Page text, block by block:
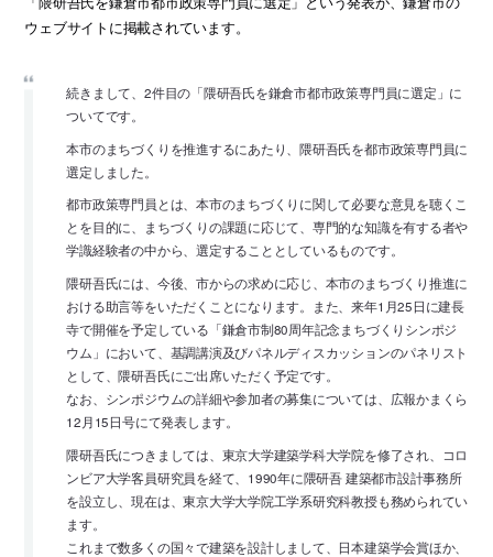
ウェブサイトに掲載されています。
続きまして、2件目の「隈研吾氏を鎌倉市都市政策専門員に選定」に
ついてです。
本市のまちづくりを推進するにあたり、隈研吾氏を都市政策専門員に
選定しました。
都市政策専門員とは、本市のまちづくりに関して必要な意見を聴くこ
とを目的に、まちづくりの課題に応じて、専門的な知識を有する者や
学識経験者の中から、選定することとしているものです。
隈研吾氏には、今後、市からの求めに応じ、本市のまちづくり推進に
おける助言等をいただくことになります。また、来年1月25日に建長
寺で開催を予定している「鎌倉市制80周年記念まちづくりシンポジ
ウム」において、基調講演及びパネルディスカッションのパネリスト
として、隈研吾氏にご出席いただく予定です。
なお、シンポジウムの詳細や参加者の募集については、広報かまくら
12月15日号にて発表します。
隈研吾氏につきましては、東京大学建築学科大学院を修了され、コロ
ンビア大学客員研究員を経て、1990年に隈研吾 建築都市設計事務所
を設立し、現在は、東京大学大学院工学系研究科教授も務められてい
ます。
これまで数多くの国々で建築を設計しまして、日本建築学会賞ほか、